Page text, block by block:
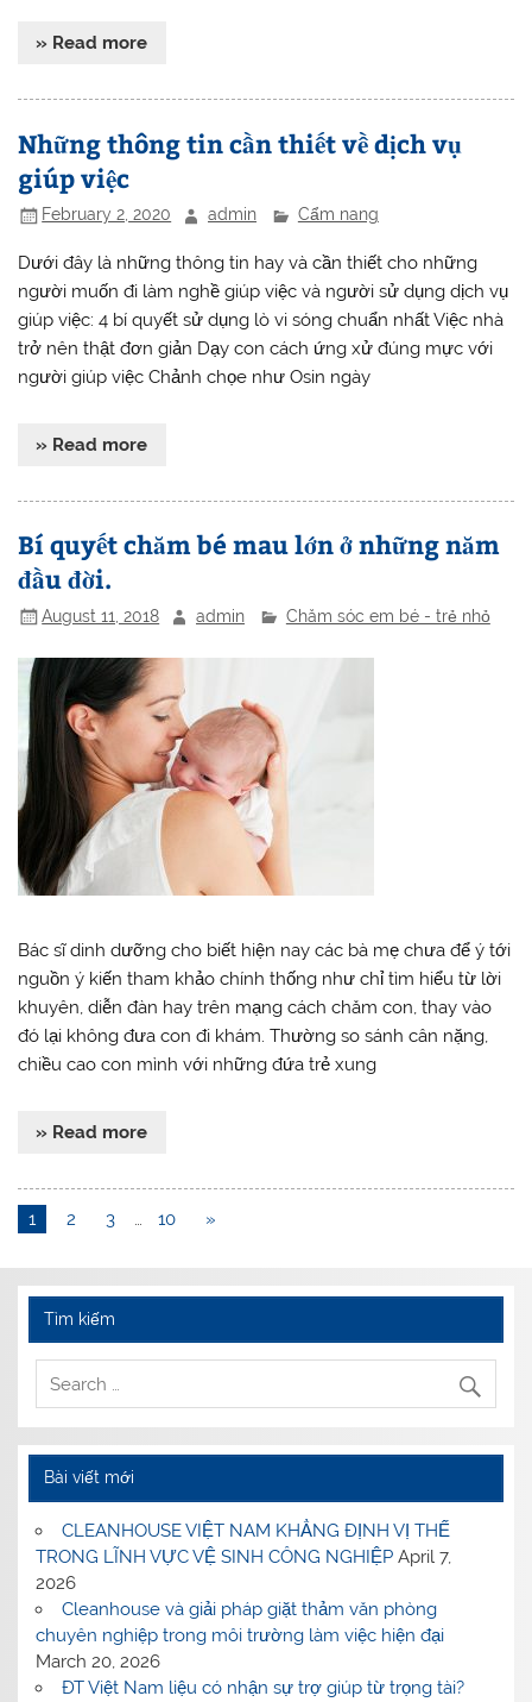
» Read more
Những thông tin cần thiết về dịch vụ
giúp việc
February 2, 2020 admin Cẩm nang
Dưới đây là những thông tin hay và cần thiết cho những
người muốn đi làm nghề giúp việc và người sử dụng dịch vụ
giúp việc: 4 bí quyết sử dụng lò vi sóng chuẩn nhất Việc nhà
trở nên thật đơn giản Dạy con cách ứng xử đúng mực với
người giúp việc Chảnh chọe như Osin ngày
» Read more
Bí quyết chăm bé mau lớn ở những năm
đầu đời.
August 11, 2018 admin Chăm sóc em bé - trẻ nhỏ
Bác sĩ dinh dưỡng cho biết hiện nay các bà mẹ chưa để ý tới
nguồn ý kiến tham khảo chính thống như chỉ tìm hiểu từ lời
khuyên, diễn đàn hay trên mạng cách chăm con, thay vào
đó lại không đưa con đi khám. Thường so sánh cân nặng,
chiều cao con mình với những đứa trẻ xung
» Read more
1 2 3 … 10 »
Tìm kiếm
Bài viết mới
CLEANHOUSE VIỆT NAM KHẲNG ĐỊNH VỊ THẾ
TRONG LĨNH VỰC VỆ SINH CÔNG NGHIỆP April 7,
2026
Cleanhouse và giải pháp giặt thảm văn phòng
chuyên nghiệp trong môi trường làm việc hiện đại
March 20, 2026
ĐT Việt Nam liệu có nhận sự trợ giúp từ trọng tài?